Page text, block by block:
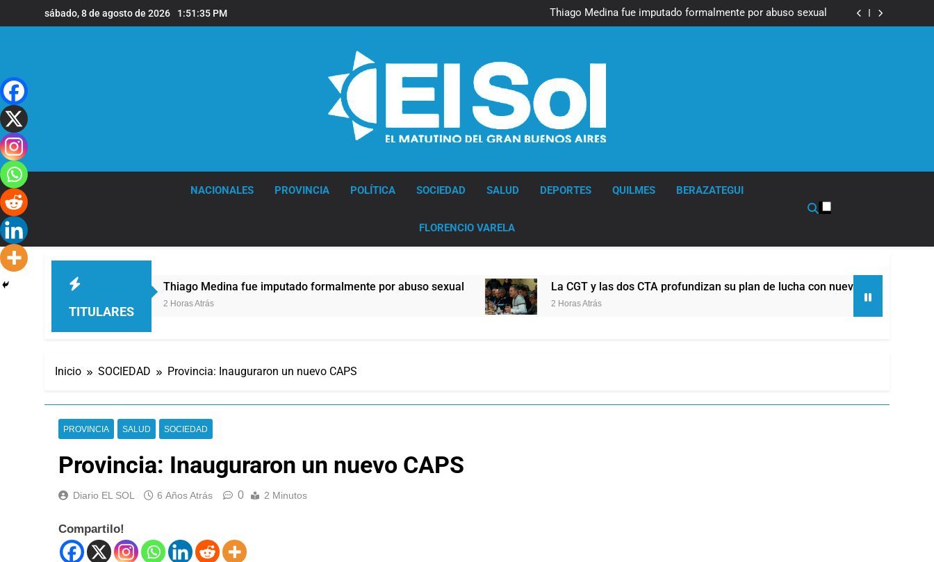
al
sábado, 8 de agosto de 2026 1:51:36 PM
Thiago Medina fue imputado formalmente por abuso sexual
La CGT y las dos CTA profundizan su plan de lucha con nuevas marchas
La CGT y las dos CTA profundizan su plan de lucha con nuevas marchas
NACIONALES PROVINCIA POLÍTICA SOCIEDAD SALUD DEPORTES QUILMES BERAZATEGUI
FLORENCIO VARELA
TITULARES
años Thiago Medina fue imputado formalmente por abuso sexual
2 Horas Atrás
La CGT y las dos CTA profundizan su plan de lucha con nuevas marchas contra el
2 Horas Atrás
Inicio SOCIEDAD Provincia: Inauguraron un nuevo CAPS
PROVINCIA SALUD SOCIEDAD
Provincia: Inauguraron un nuevo CAPS
Diario EL SOL 6 Años Atrás 0 2 Minutos
Compartilo!